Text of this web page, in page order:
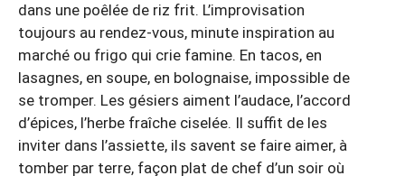
dans une poêlée de riz frit. L’improvisation
toujours au rendez-vous, minute inspiration au
marché ou frigo qui crie famine. En tacos, en
lasagnes, en soupe, en bolognaise, impossible de
se tromper. Les gésiers aiment l’audace, l’accord
d’épices, l’herbe fraîche ciselée. Il suffit de les
inviter dans l’assiette, ils savent se faire aimer, à
tomber par terre, façon plat de chef d’un soir où